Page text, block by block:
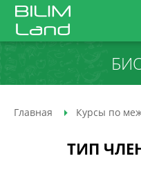
Главная Курсы по
ТИП